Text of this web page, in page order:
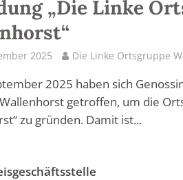
„Die Linke
2025 Die Linke Ortsgruppe
2025 haben sich
getroffen, um die
zu gründen. Damit ist...